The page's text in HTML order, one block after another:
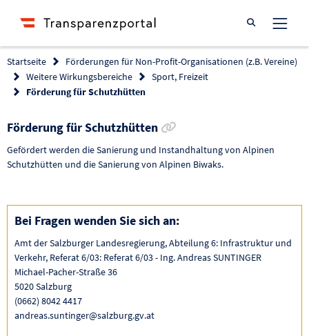
Suche öffnen
Startseite
Förderungen für Non-Profit-Organisationen (z.B. Vereine)
Weitere Wirkungsbereiche
Sport, Freizeit
Förderung für Schutzhütten
Förderung für Schutzhütten
Gefördert werden die Sanierung und Instandhaltung von Alpinen
Schutzhütten und die Sanierung von Alpinen Biwaks.
Bei Fragen wenden Sie sich an:
Amt der Salzburger Landesregierung, Abteilung 6: Infrastruktur und
Verkehr, Referat 6/03: Referat 6/03 - Ing. Andreas SUNTINGER
Michael-Pacher-Straße 36
5020 Salzburg
(0662) 8042 4417
andreas.suntinger@salzburg.gv.at